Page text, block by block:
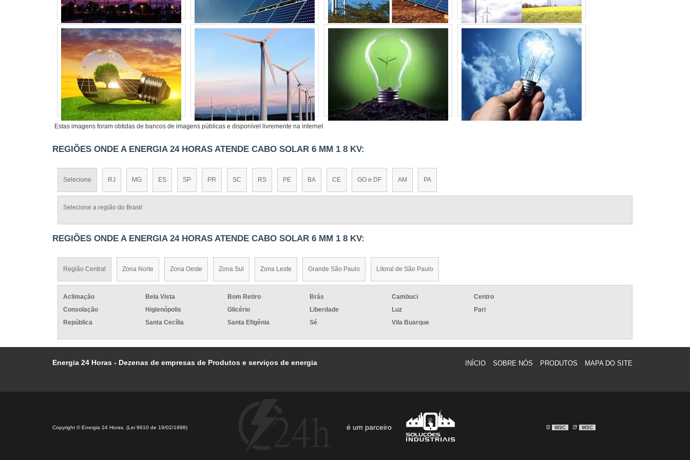
Estas imagens foram obtidas de bancos de imagens públicas e disponível livremente na internet
RETIFICADOR DE ENERGIA
SISTEMA DE ENERGIA MODULAR
SISTEMA DE ENERGIA SOLAR
RESIDENCIAL
SISTEMA DE ENERGIA SOLAR
SISTEMA DE ENERGIA
SISTEMA ENERGIA SOLAR
SISTEMA ININTERRUPTO DE ENERGIA UPS
SOFTWARE PARA ENERGIA
EMPRESA DE INSTALAÇÃO DE ENERGIA
RESTAURANTE
INSTALAÇÃO DE ENERGIA SOLAR
REGIÕES ONDE A ENERGIA 24 HORAS ATENDE CABO SOLAR 6 MM 1 8 KV:
Selecione RJ MG ES SP PR SC RS PE BA CE GO e DF AM PA
Selecione a região do Brasil
REGIÕES ONDE A ENERGIA 24 HORAS ATENDE CABO SOLAR 6 MM 1 8 KV:
Região Central Zona Norte Zona Oeste Zona Sul Zona Leste Grande São Paulo Litoral de São Paulo
Aclimação Bela Vista Bom Retiro Brás Cambuci
Centro
Consolação
Higienópolis Glicério Liberdade Luz
Pari
República
Santa Cecília Santa Efigênia Sé Vila Buarque
Energia 24 Horas - Dezenas de empresas de Produtos e serviços de energia INÍCIO SOBRE NÓS PRODUTOS MAPA DO SITE
Copyright © Energia 24 Horas. (Lei 9610 de 19/02/1998) é um parceiro W3C W3C